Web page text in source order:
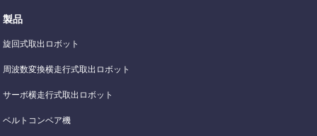
製品
旋回式取出ロボット
周波数変換横走行式取出ロボット
サーボ横走行式取出ロボット
ベルトコンベア機